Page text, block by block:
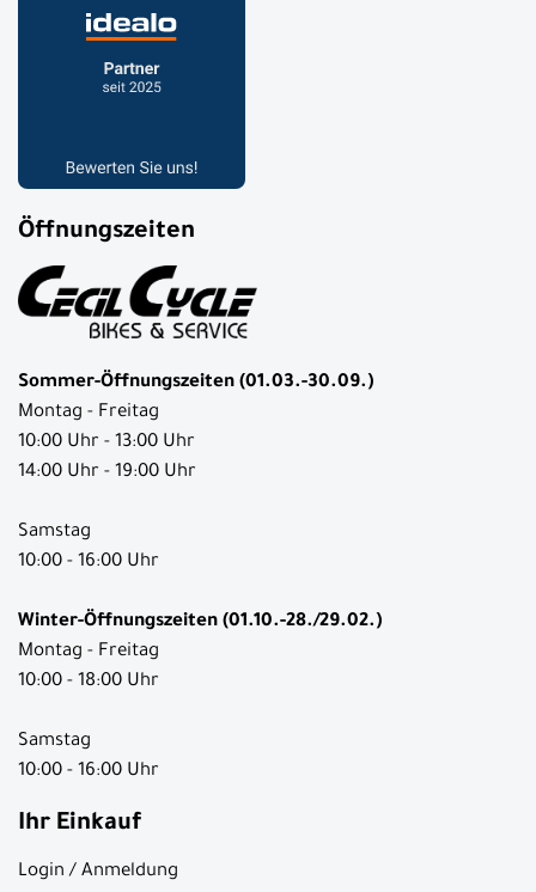
Öffnungszeiten
Sommer-Öffnungszeiten (01.03.-30.09.)
Montag - Freitag
10:00 Uhr - 13:00 Uhr
14:00 Uhr - 19:00 Uhr
Samstag
10:00 - 16:00 Uhr
Winter-Öffnungszeiten (01.10.-28./29.02.)
Montag - Freitag
10:00 - 18:00 Uhr
Samstag
10:00 - 16:00 Uhr
Ihr Einkauf
Login / Anmeldung